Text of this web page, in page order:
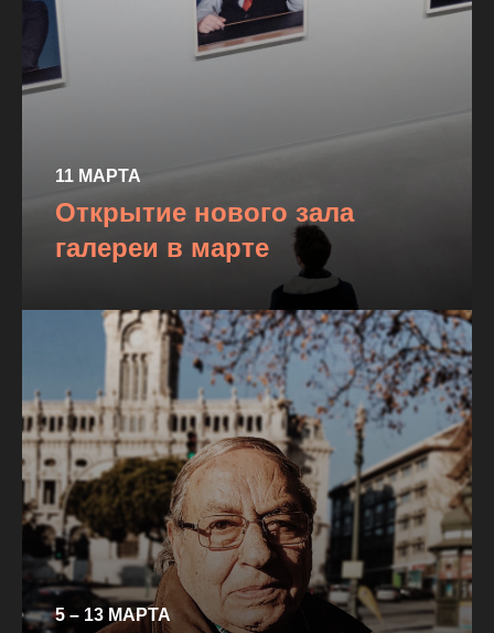
11 МАРТА
Открытие нового зала
галереи в марте
5 – 13 МАРТА